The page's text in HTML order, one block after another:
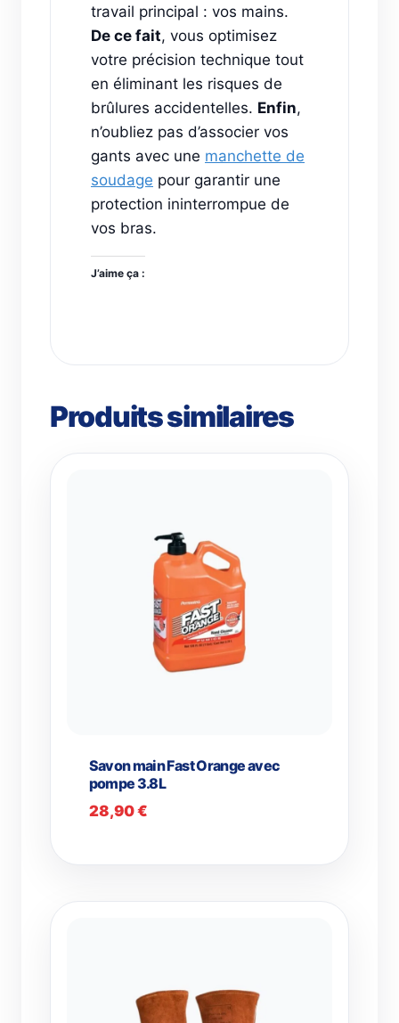
travail principal : vos mains.
De ce fait, vous optimisez
votre précision technique tout
en éliminant les risques de
brûlures accidentelles. Enfin,
n’oubliez pas d’associer vos
gants avec une manchette de
soudage pour garantir une
protection ininterrompue de
vos bras.
J’aime ça :
Produits similaires
Savon main Fast Orange avec
pompe 3.8L
28,90€